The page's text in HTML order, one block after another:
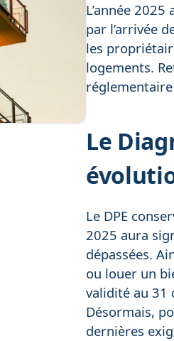
L’année
par l’arrivée
les
logements.
Le
Le DPE
2025 aura
dépassées.
ou louer un
validité au 31
Désormais,
dernières